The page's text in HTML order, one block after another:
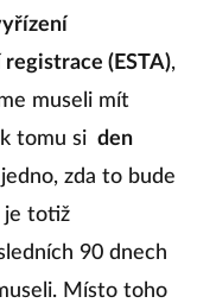
(ESTA),
museli mít
tomu si den
zda to bude
je totiž
90 dnech
Místo toho